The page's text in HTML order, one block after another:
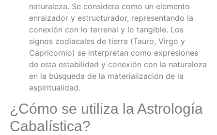
naturaleza. Se considera como un elemento
enraizador y estructurador, representando la
conexión con lo terrenal y lo tangible. Los
signos zodiacales de tierra (Tauro, Virgo y
Capricornio) se interpretan como expresiones
de esta estabilidad y conexión con la naturaleza
en la búsqueda de la materialización de la
espiritualidad.
¿Cómo se utiliza la Astrología
Cabalística?